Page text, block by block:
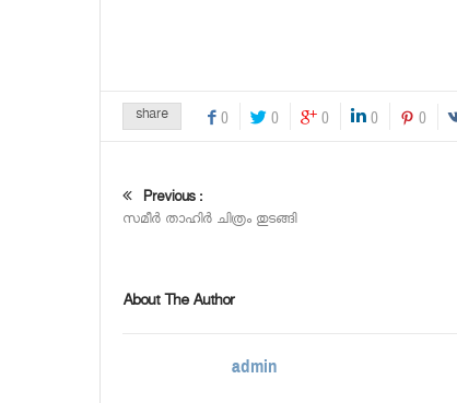
share 0 0 0 0 0
Previous :
സമീര്‍ താഹിര്‍ ചിത്രം തുടങ്ങി
About The Author
admin